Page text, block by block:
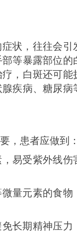
状，往往会引
等暴露部位的
，白斑还可能
疾病、糖尿病
，患者应做到：
易受紫外线伤
量元素的食物
长期精神压力